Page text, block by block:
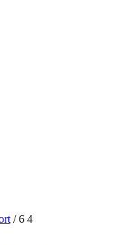
/6 4